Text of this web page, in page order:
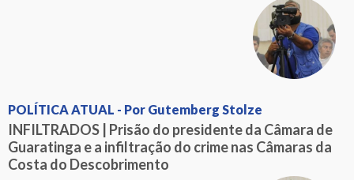
POLÍTICA ATUAL - Por Gutemberg Stolze
INFILTRADOS | Prisão do presidente da Câmara de
Guaratinga e a infiltração do crime nas Câmaras da
Costa do Descobrimento